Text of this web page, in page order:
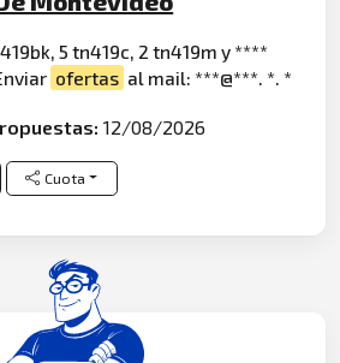
5 tn419c, 2 tn419m y ****
ofertas al mail: ***@***. *. *
12/08/2026
Cuota